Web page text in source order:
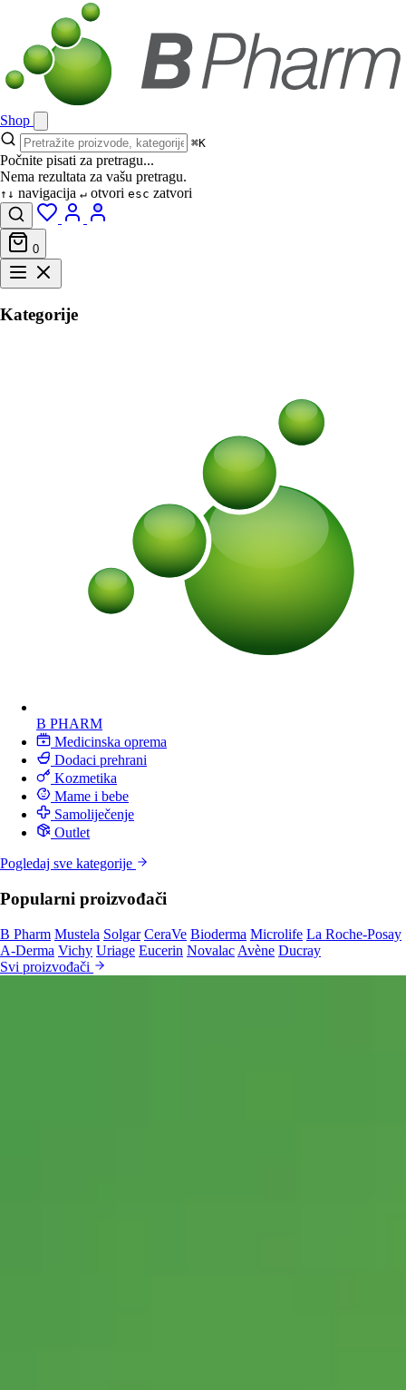
Shop
⌘K
Počnite pisati za pretragu...
Nema rezultata za vašu pretragu.
↑↓ navigacija ↵ otvori esc zatvori
0
Kategorije
B PHARM
Medicinska oprema
Dodaci prehrani
Kozmetika
Mame i bebe
Samoliječenje
Outlet
Pogledaj sve kategorije
Popularni proizvođači
B Pharm Mustela Solgar CeraVe Bioderma Microlife La Roche-Posay
A-Derma Vichy Uriage Eucerin Novalac Avène Ducray
Svi proizvođači